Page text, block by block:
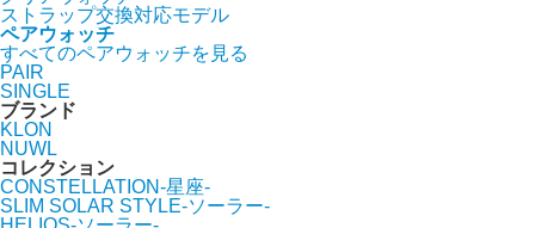
ストラップ交換対応モデル
ペアウォッチ
すべてのペアウォッチを見る
PAIR
SINGLE
ブランド
KLON
NUWL
コレクション
CONSTELLATION-星座-
SLIM SOLAR STYLE-ソーラー-